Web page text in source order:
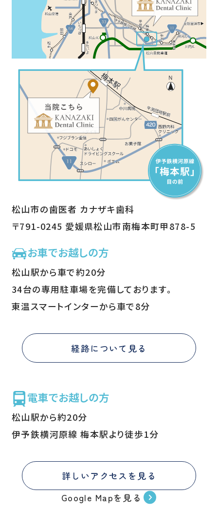
松山市の歯医者 カナザキ歯科
〒791-0245 愛媛県松山市南梅本町甲878-5
お車でお越しの方
松山駅から車で約20分
34台の専用駐車場を完備しております。
東温スマートインターから車で8分
経路について見る
電車でお越しの方
松山駅から約20分
伊予鉄横河原線 梅本駅より徒歩1分
詳しいアクセスを見る
Google Mapを見る